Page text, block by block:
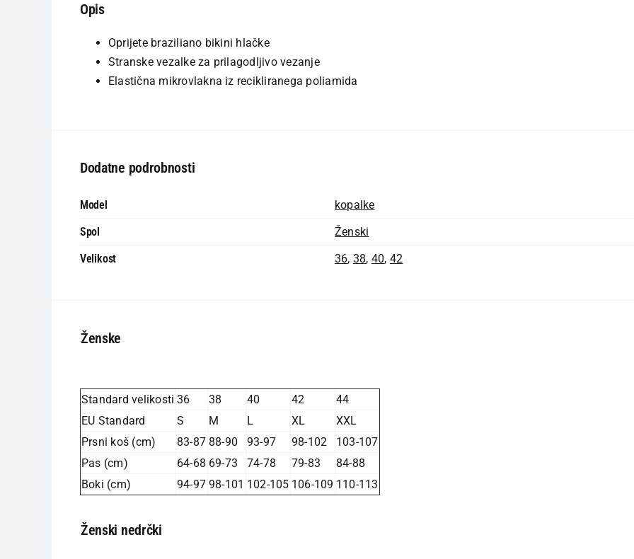
Opis
Oprijete braziliano bikini hlačke
Stranske vezalke za prilagodljivo vezanje
Elastična mikrovlakna iz recikliranega poliamida
Dodatne podrobnosti
Model
kopalke
Spol
Ženski
Velikost
36, 38, 40, 42
Ženske
Standard velikosti 36 38 40 42
44
EU Standard
S M L XL
XXL
Prsni koš (cm)
83-87 88-90 93-97 98-102
103-107
Pas (cm)
64-68 69-73 74-78 79-83
84-88
Boki (cm)
94-97 98-101 102-105 106-109 110-113
Ženski nedrčki